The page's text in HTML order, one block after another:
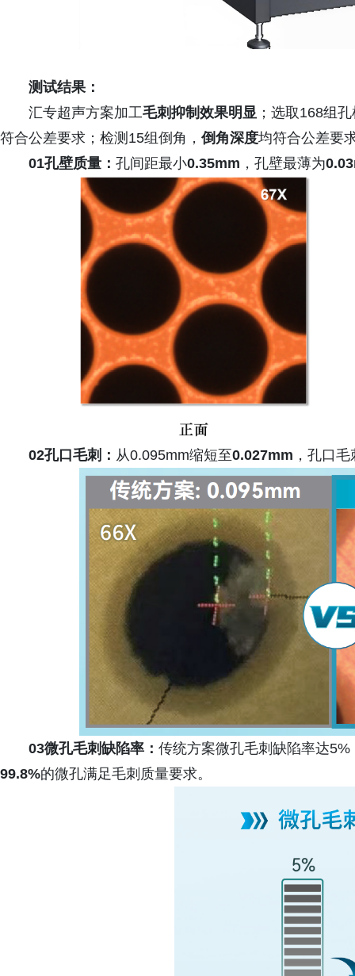
测试结果：
汇专超声方案加工毛刺抑制效果明显 ；选取168组
符合公差要求；检测15组倒角， 倒角深度均符合公差要
01孔壁质量： 孔间距最小0.35mm ，孔壁最薄为
02孔口毛刺： 从0.095mm缩短至0.027mm ，孔口
03微孔毛刺缺陷率： 传统方案微孔毛刺缺陷率达
99.8%的微孔满足毛刺质量要求。